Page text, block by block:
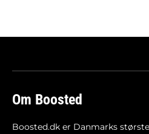
Om Boosted
Boosted.dk er Danmarks